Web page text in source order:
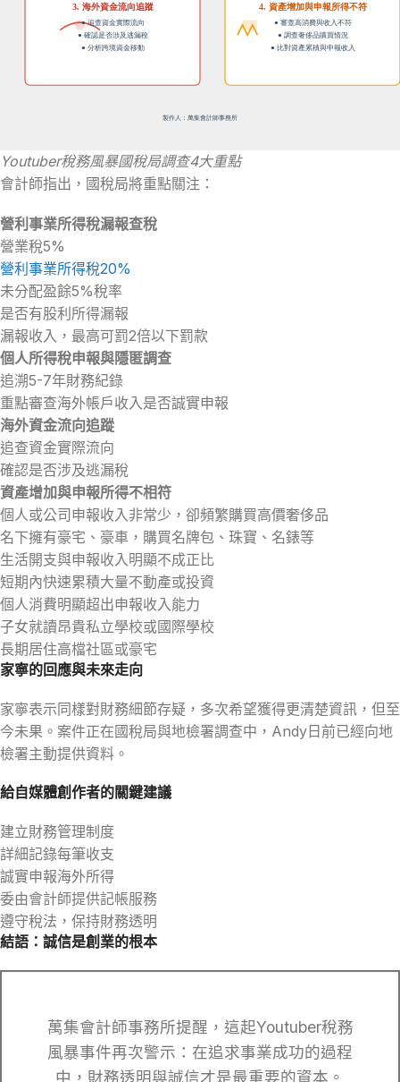
Youtuber稅務風暴國稅局調查4大重點
會計師指出，國稅局將重點關注：
營利事業所得稅漏報查稅
營業稅5%
營利事業所得稅20%
未分配盈餘5%稅率
是否有股利所得漏報
漏報收入，最高可罰2倍以下罰款
個人所得稅申報與隱匿調查
追溯5-7年財務紀錄
重點審查海外帳戶收入是否誠實申報
海外資金流向追蹤
追查資金實際流向
確認是否涉及逃漏稅
資產增加與申報所得不相符
個人或公司申報收入非常少，卻頻繁購買高價奢侈品
名下擁有豪宅、豪車，購買名牌包、珠寶、名錶等
生活開支與申報收入明顯不成正比
短期內快速累積大量不動產或投資
個人消費明顯超出申報收入能力
子女就讀昂貴私立學校或國際學校
長期居住高檔社區或豪宅
家寧的回應與未來走向
家寧表示同樣對財務細節存疑，多次希望獲得更清楚資訊，但至
今未果。案件正在國稅局與地檢署調查中，Andy日前已經向地
檢署主動提供資料。
給自媒體創作者的關鍵建議
建立財務管理制度
詳細記錄每筆收支
誠實申報海外所得
委由會計師提供記帳服務
遵守稅法，保持財務透明
結語：誠信是創業的根本
萬集會計師事務所提醒，這起Youtuber稅務
風暴事件再次警示：在追求事業成功的過程
中，財務透明與誠信才是最重要的資本。